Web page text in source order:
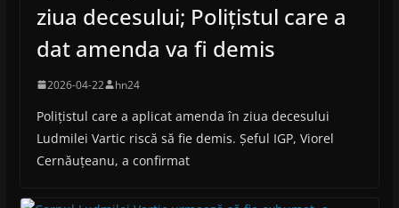
ziua decesului; Polițistul care a
dat amenda va fi demis
2026-04-22 hn24
Polițistul care a aplicat amenda în ziua decesului
Ludmilei Vartic riscă să fie demis. Șeful IGP, Viorel
Cernăuțeanu, a confirmat